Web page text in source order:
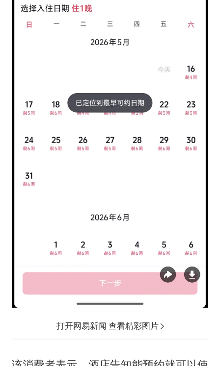
打开网易新闻 查看精彩图片